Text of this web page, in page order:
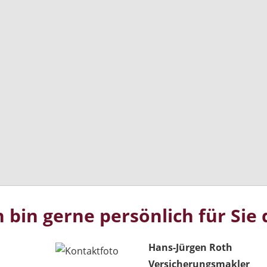
bin gerne persönlich für Sie
Hans-Jürgen Roth
Versicherungsmakler